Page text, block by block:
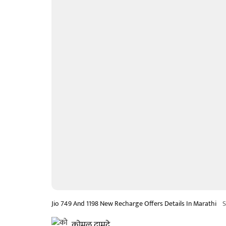
Jio 749 And 1198 New Recharge Offers Details In Marathi